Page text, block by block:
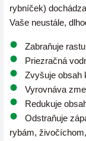
rybníček)
Vaše neustále,
Zabraňuje
Priezračná
Zvyšuje obsah
Vyrovnáva
Redukuje
Odstraňuje
rybám,